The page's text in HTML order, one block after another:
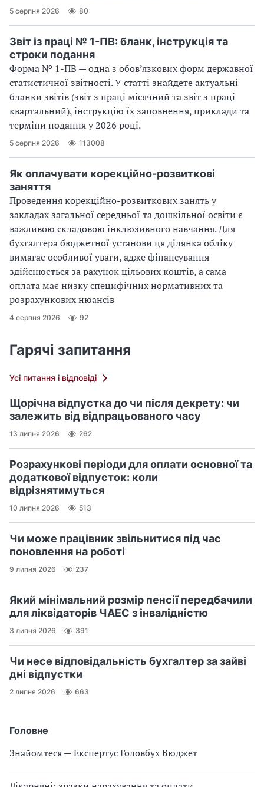
Головне
Знайомтеся — Експертус Головбух Бюджет
5 серпня 2026 80
Звіт із праці № 1-ПВ: бланк, інструкція та
строки подання
Форма № 1-ПВ — одна з обов’язкових форм державної
статистичної звітності. У статті знайдете актуальні
бланки звітів (звіт з праці місячний та звіт з праці
квартальний), інструкцію їх заповнення, приклади та
терміни подання у 2026 році.
5 серпня 2026 113008
Як оплачувати корекційно-розвиткові
заняття
Проведення корекційно-розвиткових занять у
закладах загальної середньої та дошкільної освіти є
важливою складовою інклюзивного навчання. Для
бухгалтера бюджетної установи ця ділянка обліку
вимагає особливої уваги, адже фінансування
здійснюється за рахунок цільових коштів, а сама
оплата має низку специфічних нормативних та
розрахункових нюансів
4 серпня 2026 92
Гарячі запитання
Усі питання і відповіді
Щорічна відпустка до чи після декрету: чи
залежить від відпрацьованого часу
13 липня 2026 262
Розрахункові періоди для оплати основної та
додаткової відпусток: коли
відрізнятимуться
10 липня 2026 513
Чи може працівник звільнитися під час
поновлення на роботі
9 липня 2026 237
Який мінімальний розмір пенсії передбачили
для ліквідаторів ЧАЕС з інвалідністю
3 липня 2026 391
Чи несе відповідальність бухгалтер за зайві
дні відпустки
2 липня 2026 663